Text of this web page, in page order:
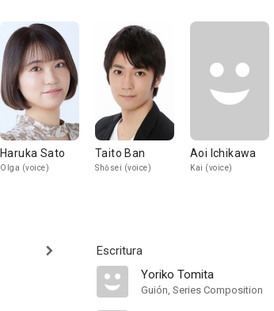
Haruka Sato
Olga (voice)
Taito Ban
Shōsei (voice)
Aoi Ichikawa
Kai (voice)
Escritura
Yoriko Tomita
Guión, Series Composition